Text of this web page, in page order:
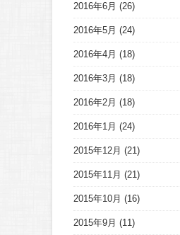
2016年6月 (26)
2016年5月 (24)
2016年4月 (18)
2016年3月 (18)
2016年2月 (18)
2016年1月 (24)
2015年12月 (21)
2015年11月 (21)
2015年10月 (16)
2015年9月 (11)